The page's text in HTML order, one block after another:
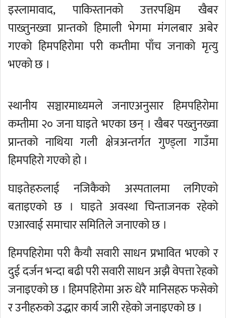
इस्लामावाद, पाकिस्तानको उत्तरपश्चिम खैबर
पाख्तुनख्वा प्रान्तको हिमाली भेगमा मंगलबार अबेर
गएको हिमपहिरोमा परी कम्तीमा पाँच जनाको मृत्यु
भएको छ ।
स्थानीय सञ्चारमाध्यमले जनाएअनुसार हिमपहिरोमा
कम्तीमा २० जना घाइते भएका छन् । खैबर पख्तुनख्वा
प्रान्तको नाथिया गली क्षेत्रअन्तर्गत गुण्ड्ला गाउँमा
हिमपहिरो गएको हो ।
घाइतेहरुलाई नजिकैको अस्पतालमा लगिएको
बताइएको छ । घाइते अवस्था चिन्ताजनक रहेको
एआरवाई समाचार समितिले जनाएको छ ।
हिमपहिरोमा परी कैयौ सवारी साधन प्रभावित भएको र
दुई दर्जन भन्दा बढी परी सवारी साधन अझै वेपत्ता रेहको
जनाइएको छ । हिमपहिरोमा अरु धेरै मानिसहरु फसेको
र उनीहरुको उद्धार कार्य जारी रहेको जनाइएको छ ।